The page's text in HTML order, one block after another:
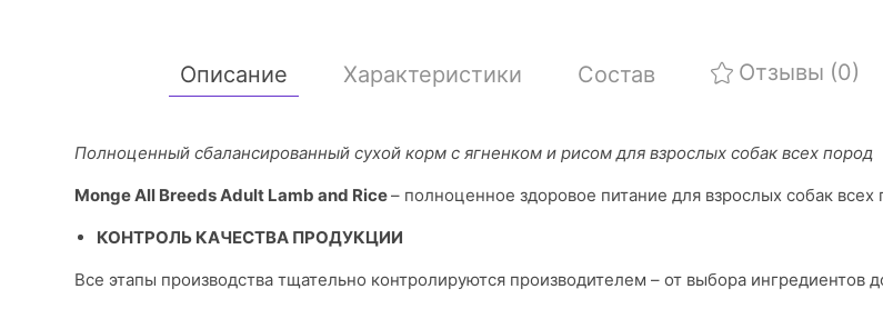
Описание Характеристики Состав Отзывы (0)
Полноценный сбалансированный сухой корм с ягненком и рисом для взрослых собак всех пород
Monge All Breeds Adult Lamb and Rice– полноценное здоровое питание для взрослых собак всех
КОНТРОЛЬ КАЧЕСТВА ПРОДУКЦИИ
Все этапы производства тщательно контролируются производителем – от выбора ингредиентов